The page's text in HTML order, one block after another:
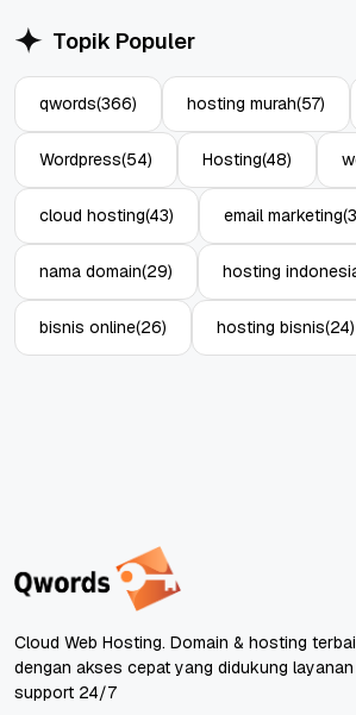
Topik Populer
qwords(366) hosting murah(57)
Wordpress(54) Hosting(48)
cloud hosting(43) email marketing
nama domain(29) hosting
bisnis online(26) hosting bisnis(24)
Cloud Web Hosting. Domain & hosting
dengan akses cepat yang didukung layanan
support 24/7